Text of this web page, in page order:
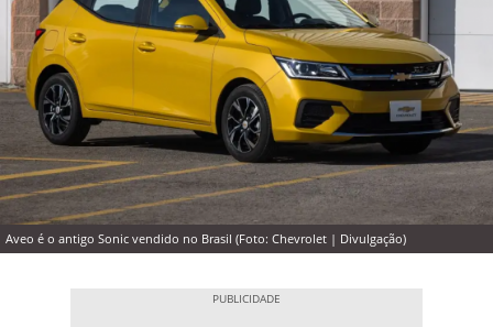
Aveo é o antigo Sonic vendido no Brasil (Foto: Chevrolet | Divulgação)